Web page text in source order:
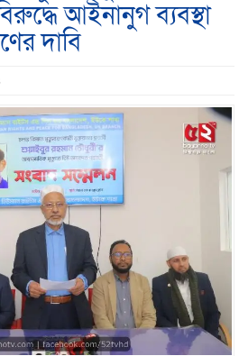
আইনানুগ ব্যবস্থা
দাবি